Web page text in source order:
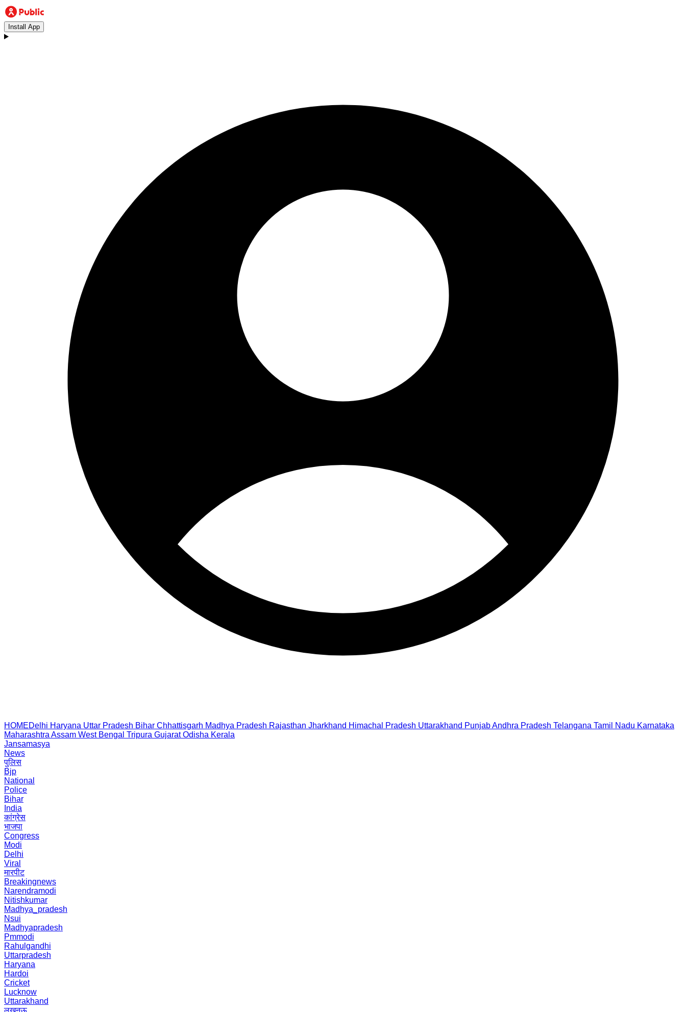
Install App
HOMEDelhi Haryana Uttar Pradesh Bihar Chhattisgarh Madhya Pradesh Rajasthan Jharkhand Himachal Pradesh Uttarakhand PunjabAndhra Pradesh Telangana Tamil Nadu Karnataka
Maharashtra Assam West Bengal Tripura Gujarat Odisha Kerala
Jansamasya
News
पुलिस
Bjp
National
Police
Bihar
India
कांग्रेस
भाजपा
Congress
Modi
Delhi
Viral
मारपीट
Breakingnews
Narendramodi
Nitishkumar
Madhya_pradesh
Nsui
Madhyapradesh
Pmmodi
Rahulgandhi
Uttarpradesh
Haryana
Hardoi
Cricket
Lucknow
Uttarakhand
लखनऊ